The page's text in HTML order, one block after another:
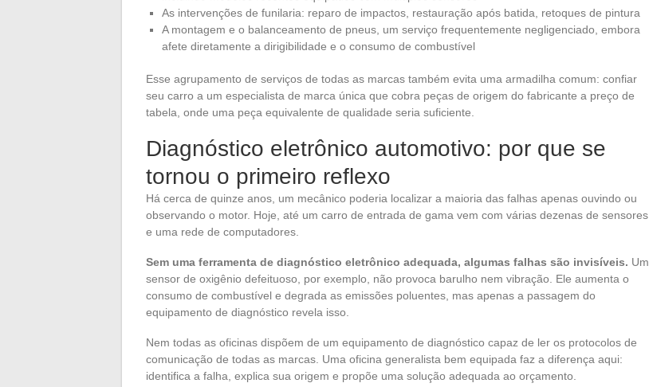
As intervenções de funilaria: reparo de impactos, restauração após batida, retoques de pintura
A montagem e o balanceamento de pneus, um serviço frequentemente negligenciado, embora
afete diretamente a dirigibilidade e o consumo de combustível
Esse agrupamento de serviços de todas as marcas também evita uma armadilha comum: confiar
seu carro a um especialista de marca única que cobra peças de origem do fabricante a preço de
tabela, onde uma peça equivalente de qualidade seria suficiente.
Diagnóstico eletrônico automotivo: por que se
tornou o primeiro reflexo
Há cerca de quinze anos, um mecânico poderia localizar a maioria das falhas apenas ouvindo ou
observando o motor. Hoje, até um carro de entrada de gama vem com várias dezenas de sensores
e uma rede de computadores.
Sem uma ferramenta de diagnóstico eletrônico adequada, algumas falhas são invisíveis. Um
sensor de oxigênio defeituoso, por exemplo, não provoca barulho nem vibração. Ele aumenta o
consumo de combustível e degrada as emissões poluentes, mas apenas a passagem do
equipamento de diagnóstico revela isso.
Nem todas as oficinas dispõem de um equipamento de diagnóstico capaz de ler os protocolos de
comunicação de todas as marcas. Uma oficina generalista bem equipada faz a diferença aqui:
identifica a falha, explica sua origem e propõe uma solução adequada ao orçamento.